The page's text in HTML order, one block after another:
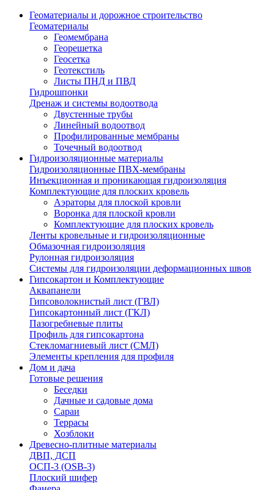
Геоматериалы и дорожное строительство
Геоматериалы
Геомембрана
Георешетка
Геосетка
Геотекстиль
Листы ПНД и ПВД
Гидрошпонки
Дренаж и системы водоотвода
Двустенные трубы
Линейный водоотвод
Профилированные мембраны
Точечный водоотвод
Гидроизоляционные материалы
Гидроизоляционные ПВХ-мембраны
Инъекционная и проникающая гидроизоляция
Комплектующие для плоских кровель
Аэраторы для плоской кровли
Воронка для плоской кровли
Комплектующие для плоских кровель
Ленты кровельные и гидроизоляционные
Обмазочная гидроизоляция
Рулонная гидроизоляция
Системы для гидроизоляции деформационных швов
Гипсокартон и Комплектующие
Аквапанели
Гипсоволокнистый лист (ГВЛ)
Гипсокартонный лист (ГКЛ)
Пазогребневые плиты
Профиль для гипсокартона
Стекломагниевый лист (СМЛ)
Элементы крепления для профиля
Дом и дача
Готовые решения
Беседки
Дачные и садовые дома
Сараи
Террасы
Хозблоки
Древесно-плитные материалы
ДВП, ДСП
ОСП-3 (OSB-3)
Плоский шифер